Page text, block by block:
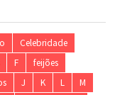
Celebridade
F
feijões
J K L
M